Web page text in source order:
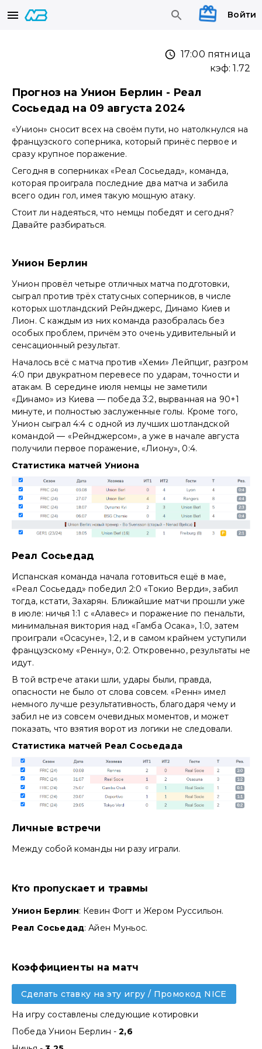
Войти
17:00 пятница
кэф:1.72
Прогноз на Унион Берлин - Реал
Сосьедад на 09 августа 2024
«Унион» сносит всех на своём пути, но натолкнулся на
французского соперника, который принёс первое и
сразу крупное поражение.
Сегодня в соперниках «Реал Сосьедад», команда,
которая проиграла последние два матча и забила
всего один гол, имея такую мощную атаку.
Стоит ли надеяться, что немцы победят и сегодня?
Давайте разбираться.
Унион Берлин
Унион провёл четыре отличных матча подготовки,
сыграл против трёх статусных соперников, в числе
которых шотландский Рейнджерс, Динамо Киев и
Лион. С каждым из них команда разобралась без
особых проблем, причём это очень удивительный и
сенсационный результат.
Началось всё с матча против «Хеми» Лейпциг, разгром
4:0 при двукратном перевесе по ударам, точности и
атакам. В середине июля немцы не заметили
«Динамо» из Киева — победа 3:2, вырванная на 90+1
минуте, и полностью заслуженные голы. Кроме того,
Унион сыграл 4:4 с одной из лучших шотландской
командой — «Рейнджерсом», а уже в начале августа
получили первое поражение, «Лиону», 0:4.
Статистика матчей Униона
Реал Сосьедад
Испанская команда начала готовиться ещё в мае,
«Реал Сосьедад» победил 2:0 «Токио Верди», забил
тогда, кстати, Захарян. Ближайшие матчи прошли уже
в июле: ничья 1:1 с «Алавес» и поражение по пенальти,
минимальная виктория над «Гамба Осака», 1:0, затем
проиграли «Осасуне», 1:2, и в самом крайнем уступили
французскому «Ренну», 0:2. Откровенно, результаты не
идут.
В той встрече атаки шли, удары были, правда,
опасности не было от слова совсем. «Ренн» имел
немного лучше результативность, благодаря чему и
забил не из совсем очевидных моментов, и может
показать, что взятия ворот из логики не следовали.
Статистика матчей Реал Сосьедада
Личные встречи
Между собой команды ни разу играли.
Кто пропускает и травмы
Унион Берлин: Кевин Фогт и Жером Руссильон.
Реал Сосьедад: Айен Муньос.
Коэффициенты на матч
Сделать ставку на эту игру / Промокод NICE
На игру составлены следующие котировки
Победа Унион Берлин -2,6